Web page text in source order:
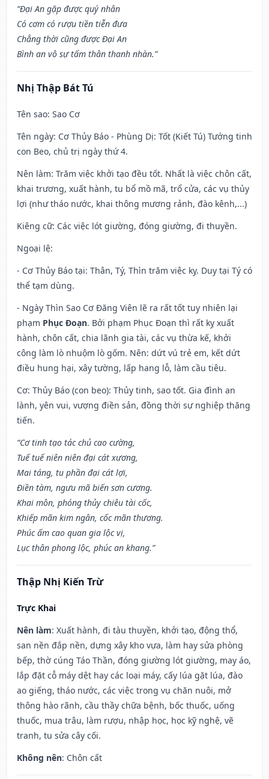
“Đại An gặp được quý nhân
Có cơm có rượu tiền tiễn đưa
Chẳng thời cũng được Đại An
Bình an vô sự tấm thân thanh nhàn.”
Nhị Thập Bát Tú
Tên sao: Sao Cơ
Tên ngày: Cơ Thủy Báo - Phùng Dị: Tốt (Kiết Tú) Tướng tinh
con Beo, chủ trị ngày thứ 4.
Nên làm: Trăm việc khởi tạo đều tốt. Nhất là việc chôn cất,
khai trương, xuất hành, tu bổ mồ mã, trổ cửa, các vụ thủy
lợi (như tháo nước, khai thông mương rảnh, đào kênh,...)
Kiêng cữ: Các việc lót giường, đóng giường, đi thuyền.
Ngoại lệ:
- Cơ Thủy Báo tại: Thân, Tý, Thìn trăm việc kỵ. Duy tại Tý có
thể tạm dùng.
- Ngày Thìn Sao Cơ Đăng Viên lẽ ra rất tốt tuy nhiên lại
phạm Phục Đoạn. Bởi phạm Phục Đoạn thì rất kỵ xuất
hành, chôn cất, chia lãnh gia tài, các vụ thừa kế, khởi
công làm lò nhuộm lò gốm. Nên: dứt vú trẻ em, kết dứt
điều hung hại, xây tường, lấp hang lỗ, làm cầu tiêu.
Cơ: Thủy Báo (con beo): Thủy tinh, sao tốt. Gia đình an
lành, yên vui, vượng điền sản, đồng thời sự nghiệp thăng
tiến.
“Cơ tinh tạo tác chủ cao cường,
Tuế tuế niên niên đại cát xương,
Mai táng, tu phần đại cát lợi,
Điền tàm, ngưu mã biến sơn cương.
Khai môn, phóng thủy chiêu tài cốc,
Khiếp mãn kim ngân, cốc mãn thương.
Phúc ấm cao quan gia lộc vị,
Lục thân phong lộc, phúc an khang.”
Thập Nhị Kiến Trừ
Trực Khai
Nên làm: Xuất hành, đi tàu thuyền, khởi tạo, động thổ,
san nền đắp nền, dựng xây kho vựa, làm hay sửa phòng
bếp, thờ cúng Táo Thần, đóng giường lót giường, may áo,
lắp đặt cỗ máy dệt hay các loại máy, cấy lúa gặt lúa, đào
ao giếng, tháo nước, các việc trong vụ chăn nuôi, mở
thông hào rãnh, cầu thầy chữa bệnh, bốc thuốc, uống
thuốc, mua trâu, làm rượu, nhập học, học kỹ nghệ, vẽ
tranh, tu sửa cây cối.
Không nên: Chôn cất